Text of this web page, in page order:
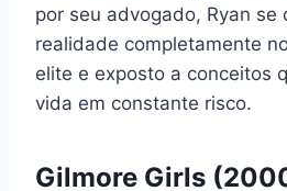
por seu advogado, Ryan se
realidade completamente
elite e exposto a conceitos
vida em constante risco.
Gilmore Girls